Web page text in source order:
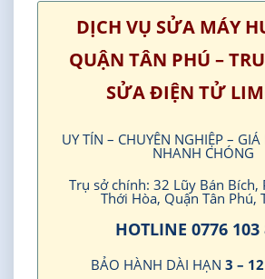
DỊCH VỤ SỬA MÁY
QUẬN TÂN PHÚ –
SỬA ĐIỆN TỬ
UY TÍN – CHUYÊN NGHIỆP –
NHANH CHÓNG
Trụ sở chính: 32 Lũy Bán Bích,
Thới Hòa, Quận Tân Phú,
HOTLINE 0776 103
BẢO HÀNH DÀI HẠN 3 –